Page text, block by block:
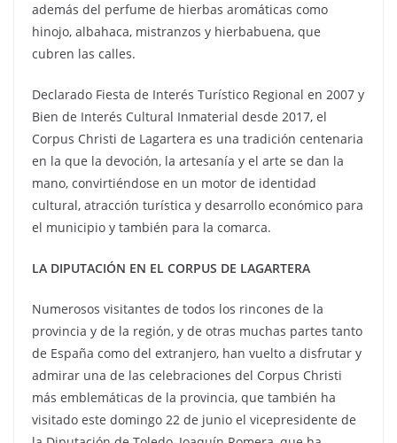
además del perfume de hierbas aromáticas como
hinojo, albahaca, mistranzos y hierbabuena, que
cubren las calles.
Declarado Fiesta de Interés Turístico Regional en 2007 y
Bien de Interés Cultural Inmaterial desde 2017, el
Corpus Christi de Lagartera es una tradición centenaria
en la que la devoción, la artesanía y el arte se dan la
mano, convirtiéndose en un motor de identidad
cultural, atracción turística y desarrollo económico para
el municipio y también para la comarca.
LA DIPUTACIÓN EN EL CORPUS DE LAGARTERA
Numerosos visitantes de todos los rincones de la
provincia y de la región, y de otras muchas partes tanto
de España como del extranjero, han vuelto a disfrutar y
admirar una de las celebraciones del Corpus Christi
más emblemáticas de la provincia, que también ha
visitado este domingo 22 de junio el vicepresidente de